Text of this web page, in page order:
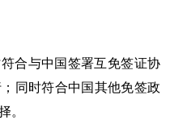
合与中国签署互免签证协
同时符合中国其他免签政
。